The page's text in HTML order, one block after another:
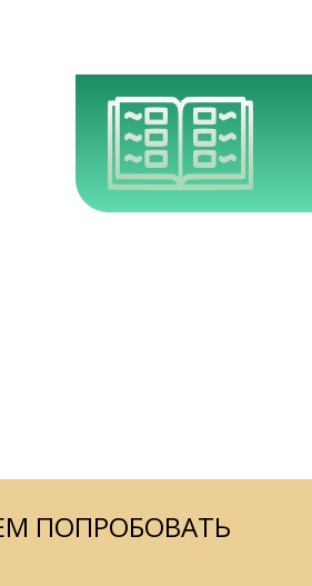
ПОПРОБОВАТЬ